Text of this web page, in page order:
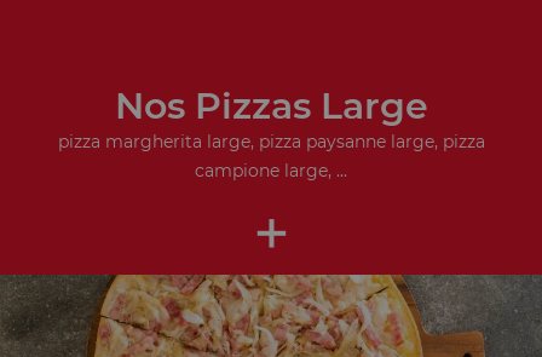
Nos Pizzas Large
pizza margherita large, pizza paysanne large, pizza
campione large, ...
+